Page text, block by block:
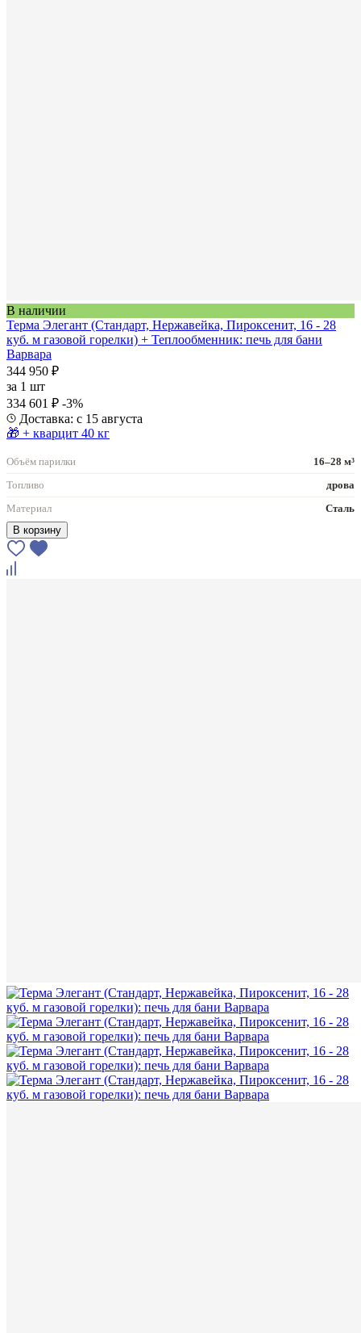
В наличии
Терма Элегант (Стандарт, Нержавейка, Пироксенит, 16 - 28
куб. м газовой горелки) + Теплообменник: печь для бани
Варвара
344 950 ₽
за 1 шт
334 601 ₽ -3%
Доставка: с 15 августа
🎁 + кварцит 40 кг
Объём парилки
16–28 м³
Топливо
дрова
Материал
Сталь
В корзину